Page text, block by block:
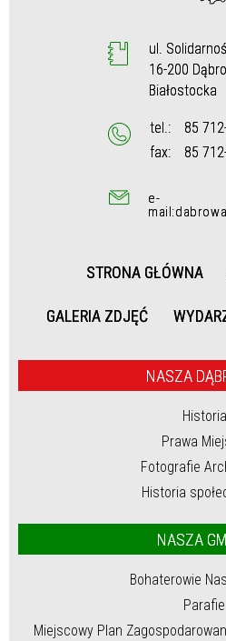
ul.
16-200
Białostocka
tel.:
85
fax:
85
e-
STRONA GŁÓWNA
GALERIA ZDJĘĆ
NASZA
Historia
Prawa
Fotografie
Historia
NASZA
Bohaterowie
Parafie
Miejscowy Plan